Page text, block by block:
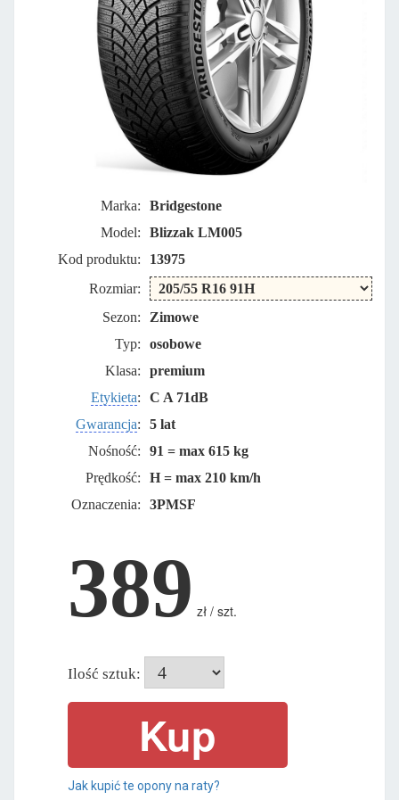
Marka:
Bridgestone
Model:
Blizzak LM005
Kod produktu:
13975
Rozmiar:
Sezon:
Zimowe
Typ:
osobowe
Klasa:
premium
Etykieta:
C A 71dB
Gwarancja:
5 lat
Nośność:
91 = max 615 kg
Prędkość:
H = max 210 km/h
Oznaczenia:
3PMSF
389 zł / szt.
Ilość sztuk:
Jak kupić te opony na raty?